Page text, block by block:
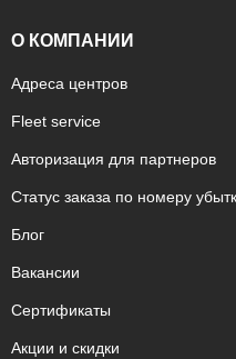
О КОМПАНИИ
Адреса центров
Fleet service
Авторизация для партнеров
Статус заказа по номеру
Блог
Вакансии
Сертификаты
Акции и скидки